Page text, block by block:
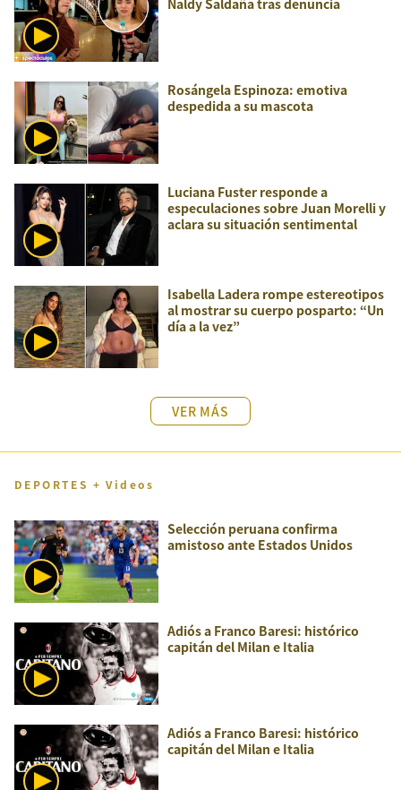
Naldy Saldaña tras denuncia
Rosángela Espinoza: emotiva
despedida a su mascota
Luciana Fuster responde a
especulaciones sobre Juan Morelli y
aclara su situación sentimental
Isabella Ladera rompe estereotipos
al mostrar su cuerpo posparto: “Un
día a la vez”
VER MÁS
DEPORTES + Videos
Selección peruana confirma
amistoso ante Estados Unidos
Adiós a Franco Baresi: histórico
capitán del Milan e Italia
Adiós a Franco Baresi: histórico
capitán del Milan e Italia